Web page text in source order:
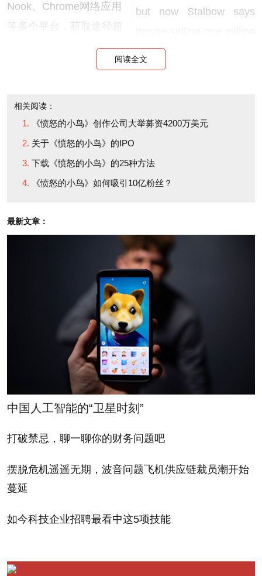
Nook、Chrome网络应用
等多个平台，获取途径超
过25种；另一方面由于
Rovio今年夏初收购了位
Kombo，有消息称电影版
《愤怒的小鸟》正在制作
之中。还有消息称，亚马
逊（Amazon）将于今年
晚些时候发布Kindle平
认《愤怒的小鸟》将会登
的亲密关系，Rovio出现
在亚马逊的新平台似乎是
毫无争议的，这事宜早不
宜迟。此前，两家公司已
经就《愤怒的小鸟，里
约》（Angry Birds Rio）
达成了独家销售协议。
样，《愤怒的小鸟》将于
融合地理定位等热门新功
补这项功能，以便将人流
but now Stalbow says
a month, in addition to
selling one million t-shirts
The news bodes well
capitalizing on Angry
Birds' success in every
across multiple platforms
-- iOS, Android, Nook,
Chrome Web app -- to
talks of an Angry Birds
movie that would likely
be developed in-house
thanks to the acquisition
of Helsinki-based
animation studio Kombo
the subject of Amazon's
reported Kindle tablet,
an app, but given the
relationship -- the two
阅读全文
相关阅读：
《愤怒的小鸟》创作公司大举募资4200万美元
关于《愤怒的小鸟》的IPO
下载《愤怒的小鸟》的25种方法
《愤怒的小鸟》如何吸引10亿粉丝？
最新文章：
中国人工智能的“卫星时刻”
打破禁忌，聊一聊你的财务问题吧
摆脱危机遥遥无期，波音问题飞机供应链裁员潮开始
蔓延
如今科技企业招聘最看中这5项技能